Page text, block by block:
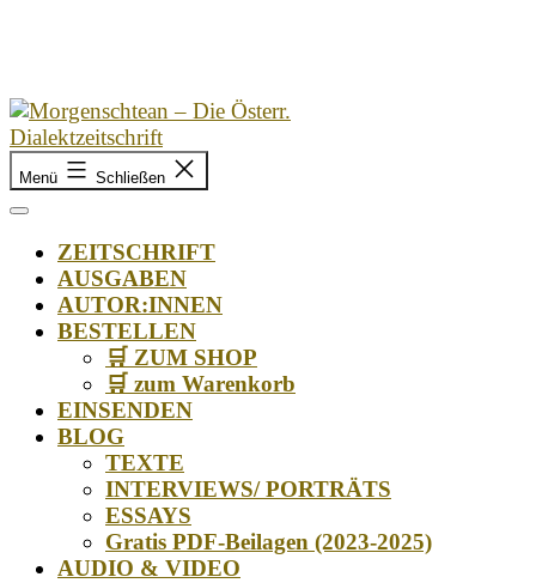
Morgenschtean
–
Die
Österr.
Dialektzeitschrift
Menü Schließen
ZEITSCHRIFT
AUSGABEN
AUTOR:INNEN
BESTELLEN
🛒 ZUM SHOP
🛒 zum Warenkorb
EINSENDEN
BLOG
TEXTE
INTERVIEWS/ PORTRÄTS
ESSAYS
Gratis PDF-Beilagen (2023-2025)
AUDIO & VIDEO